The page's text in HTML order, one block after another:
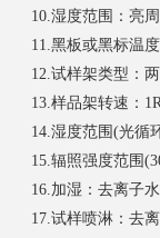
10.湿度范围：亮周
11.黑板或黑标温度
12.试样架类型：
13.样品架转速：
14.湿度范围(光循
15.辐照强度范围
16.加湿：去离子水
17.试样喷淋：去离